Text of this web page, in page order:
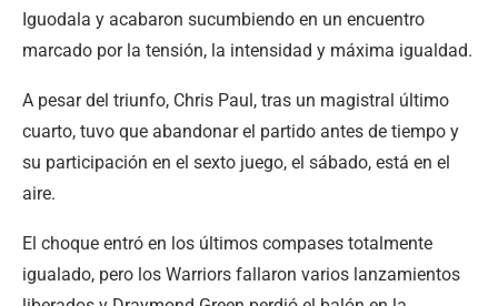
Iguodala y acabaron sucumbiendo en un encuentro
marcado por la tensión, la intensidad y máxima igualdad.
A pesar del triunfo, Chris Paul, tras un magistral último
cuarto, tuvo que abandonar el partido antes de tiempo y
su participación en el sexto juego, el sábado, está en el
aire.
El choque entró en los últimos compases totalmente
igualado, pero los Warriors fallaron varios lanzamientos